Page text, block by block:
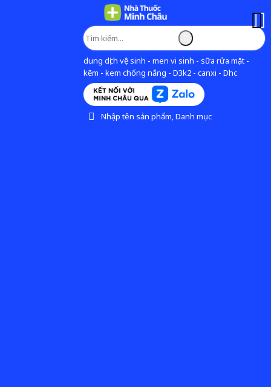
dung dịch vệ sinh - men vi sinh - sữa rửa mặt -
kẽm - kem chống nắng - D3k2 - canxi - Dhc
Nhập tên sản phẩm, Danh mục